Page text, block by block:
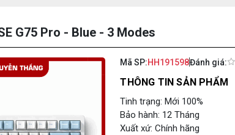
G75 Pro - Blue - 3 Modes
Mã SP:HH191598Đánh giá:
THÔNG TIN SẢN PHẨM
Tinh trạng: Mới 100%
Bảo hành: 12 Tháng
Xuất xứ: Chính hãng